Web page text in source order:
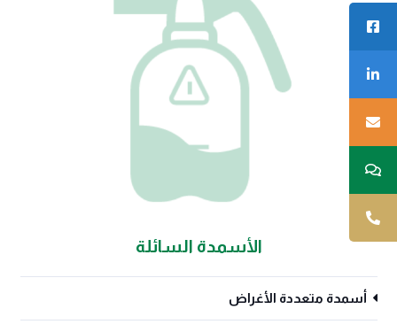
الأسمدة السائلة
أسمدة متعددة الأغراض